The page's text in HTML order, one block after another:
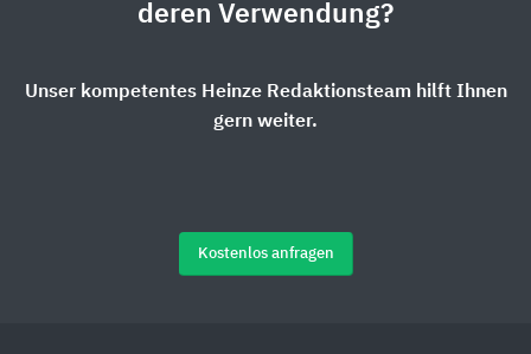
deren Verwendung?
Unser kompetentes Heinze Redaktionsteam hilft Ihnen
gern weiter.
Kostenlos anfragen